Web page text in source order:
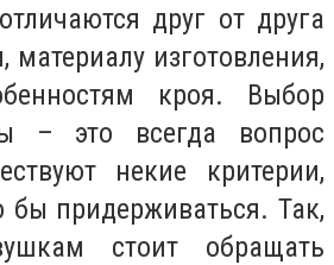
друг от друга
материалу изготовления,
кроя. Выбор
– это всегда вопрос
некие критерии,
бы придерживаться. Так,
стоит обращать